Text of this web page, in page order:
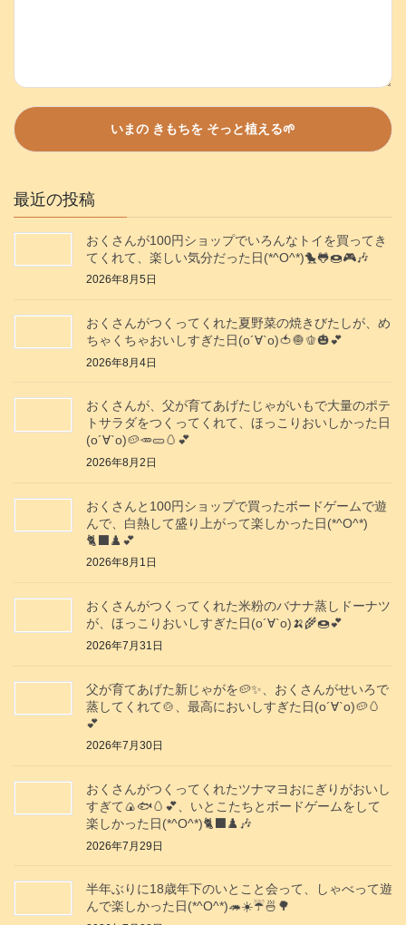
最近の投稿
おくさんが100円ショップでいろんなトイを買ってき
てくれて、楽しい気分だった日(*^O^*)🐤🐸🍩🎮️🎶
2026年8月5日
おくさんがつくってくれた夏野菜の焼きびたしが、め
ちゃくちゃおいしすぎた日(о´∀`о)🍅🧅🫑🎃💕
2026年8月4日
おくさんが、父が育てあげたじゃがいもで大量のポテ
トサラダをつくってくれて、ほっこりおいしかった日
(о´∀`о)🥔🥕🥒🥚💕
2026年8月2日
おくさんと100円ショップで買ったボードゲームで遊
んで、白熱して盛り上がって楽しかった日(*^O^*)
🐈‍⬛♟️💕
2026年8月1日
おくさんがつくってくれた米粉のバナナ蒸しドーナツ
が、ほっこりおいしすぎた日(о´∀`о)🍌🌾🍩💕
2026年7月31日
父が育てあげた新じゃがを🥔✨️、おくさんがせいろで
蒸してくれて🍲、最高においしすぎた日(о´∀`о)🥔🥚
💕
2026年7月30日
おくさんがつくってくれたツナマヨおにぎりがおいし
すぎて🍙🐟️🥚💕、いとこたちとボードゲームをして
楽しかった日(*^O^*)🐈‍⬛♟️🎶
2026年7月29日
半年ぶりに18歳年下のいとこと会って、しゃべって遊
んで楽しかった日(*^O^*)🦔☀️☔🍜🌳